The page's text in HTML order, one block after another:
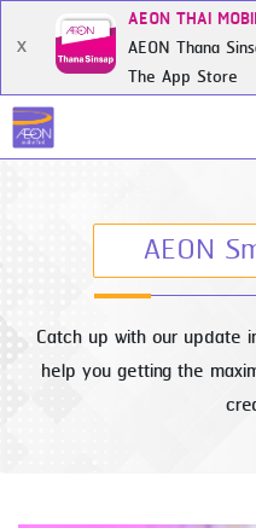
X
AEON THAI
AEON Thana
The App Store
AEON
Catch up with our update
help you getting the